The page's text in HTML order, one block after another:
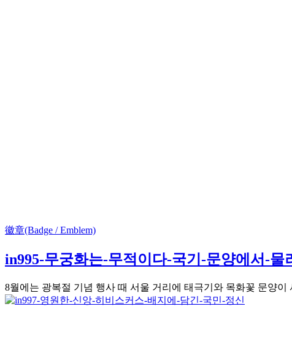
徽章(Badge / Emblem)
in995-무궁화는-무적이다-국기-문양에서-물
8월에는 광복절 기념 행사 때 서울 거리에 태극기와 목화꽃 문양이